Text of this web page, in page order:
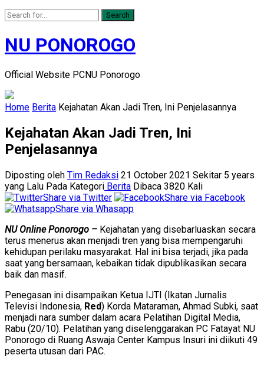
Search
NU PONOROGO
Official Website PCNU Ponorogo
Home Berita Kejahatan Akan Jadi Tren, Ini Penjelasannya
Kejahatan Akan Jadi Tren, Ini
Penjelasannya
Diposting oleh Tim Redaksi 21 October 2021 Sekitar 5 years
yang Lalu Pada Kategori Berita Dibaca 3820 Kali
Share via Twitter
Share via Facebook
Share via Whasapp
NU Online Ponorogo – Kejahatan yang disebarluaskan secara
terus menerus akan menjadi tren yang bisa mempengaruhi
kehidupan perilaku masyarakat. Hal ini bisa terjadi, jika pada
saat yang bersamaan, kebaikan tidak dipublikasikan secara
baik dan masif.
Penegasan ini disampaikan Ketua IJTI (Ikatan Jurnalis
Televisi Indonesia, Red) Korda Mataraman, Ahmad Subki, saat
menjadi nara sumber dalam acara Pelatihan Digital Media,
Rabu (20/10). Pelatihan yang diselenggarakan PC Fatayat NU
Ponorogo di Ruang Aswaja Center Kampus Insuri ini diikuti 49
peserta utusan dari PAC.